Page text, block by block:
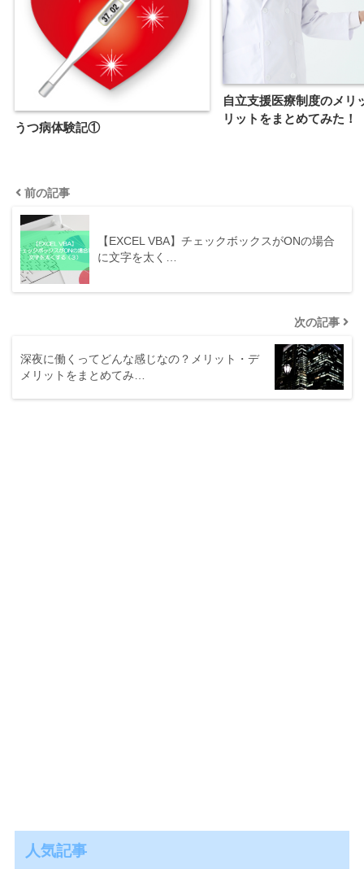
うつ病体験記①
自立支援医療制度のメリ
リットをまとめてみた！
前の記事
【EXCEL VBA】チェックボックスがONの場合
に文字を太く…
次の記事
深夜に働くってどんな感じなの？メリット・デ
メリットをまとめてみ…
人気記事